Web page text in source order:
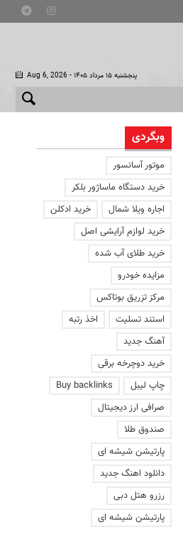
Aug 6, 2026 - پنجشنبه ۱۵ مرداد ۱۴۰۵
افشای اطلاعات برای ترور
بارون ترامپ | ماجرای قرار
عاشقانه با یک زن
وبگردی
موتور آسانسور
خرید دستگاه ماساژور بلکر
اجاره ویلا شمال
خرید ادکلن
خرید لوازم آرایشی اصل
خرید طلای آب شده
مزایده خودرو
مرکز تزریق بوتاکس
استند تسلیت
اخذ رتبه
آهنگ جدید
خرید دوچرخه برقی
چاپ لیبل
Buy backlinks
صرافی ارز دیجیتال
صندوق طلا
پارتیشن شیشه ای
دانلود اهنگ جدید
رزرو هتل دبی
پارتیشن شیشه ای